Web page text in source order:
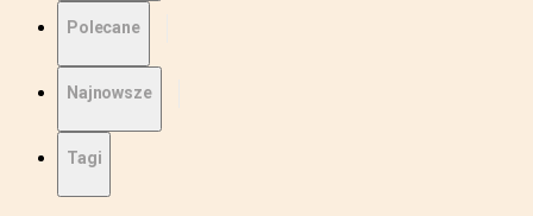
Polecane
Najnowsze
Tagi